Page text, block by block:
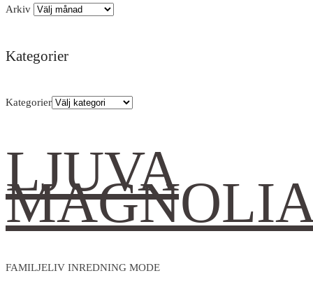
Arkiv
Kategorier
Kategorier
LJUVA
FAMILJELIV INREDNING MODE